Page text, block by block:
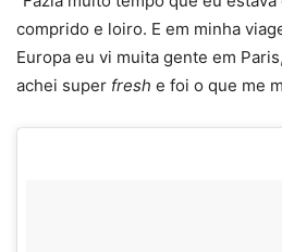
comprido e loiro. E em minha
Europa eu vi muita gente em
achei super fresh e foi o que me